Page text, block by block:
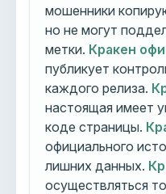
мошенники
но не могут
метки. Кракен
публикует
каждого релиза.
настоящая имеет
коде страницы.
официального
лишних данных.
осуществляться